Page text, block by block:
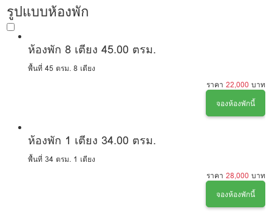
รูปแบบห้องพัก
ห้องพัก 8 เตียง 45.00 ตรม.
พื้นที่ 45 ตรม. 8 เตียง
ราคา 22,000 บาท
จองห้องพักนี้
ห้องพัก 1 เตียง 34.00 ตรม.
พื้นที่ 34 ตรม. 1 เตียง
ราคา 28,000 บาท
จองห้องพักนี้